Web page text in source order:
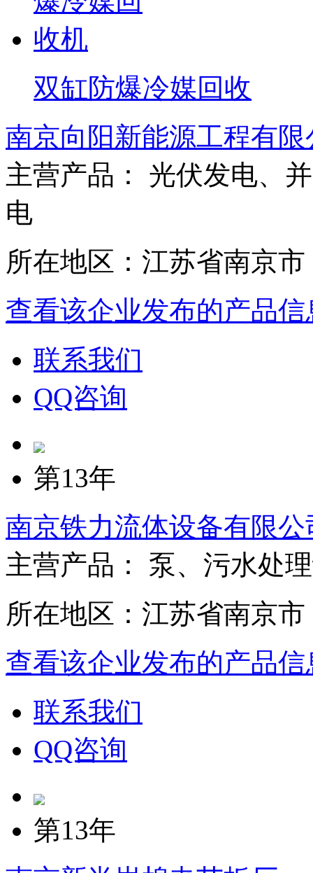
双缸防爆冷媒回收
南京向阳新能源工程有
主营产品： 光伏发电、
电
所在地区：江苏省南京市
查看该企业发布的产品信
联系我们
QQ咨询
第13年
南京铁力流体设备有限公
主营产品： 泵、污水处
所在地区：江苏省南京市
查看该企业发布的产品信
联系我们
QQ咨询
第13年